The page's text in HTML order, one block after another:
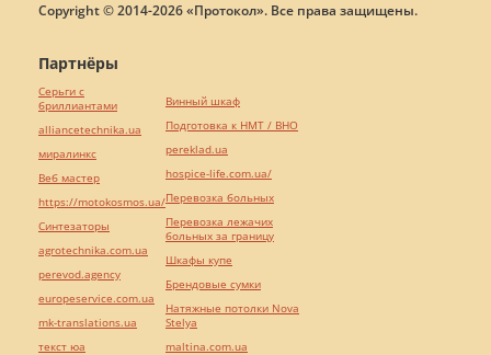
Copyright © 2014-2026 «Протокол». Все права защищены.
Партнёры
Серьги с
бриллиантами
alliancetechnika.ua
миралинкс
Веб мастер
https://motokosmos.ua/
Синтезаторы
agrotechnika.com.ua
perevod.agency
europeservice.com.ua
mk-translations.ua
текст юа
Винный шкаф
Подготовка к НМТ / ВНО
pereklad.ua
hospice-life.com.ua/
Перевозка больных
Перевозка лежачих
больных за границу
Шкафы купе
Брендовые сумки
Натяжные потолки Nova
Stelya
maltina.com.ua